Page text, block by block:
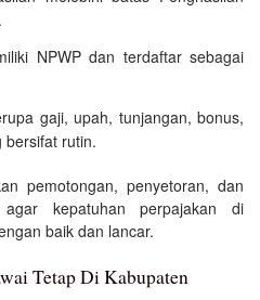
NPWP dan terdaftar sebagai
gaji, upah, tunjangan, bonus,
bersifat rutin.
pemotongan, penyetoran, dan
agar kepatuhan perpajakan di
baik dan lancar.
Tetap Di Kabupaten